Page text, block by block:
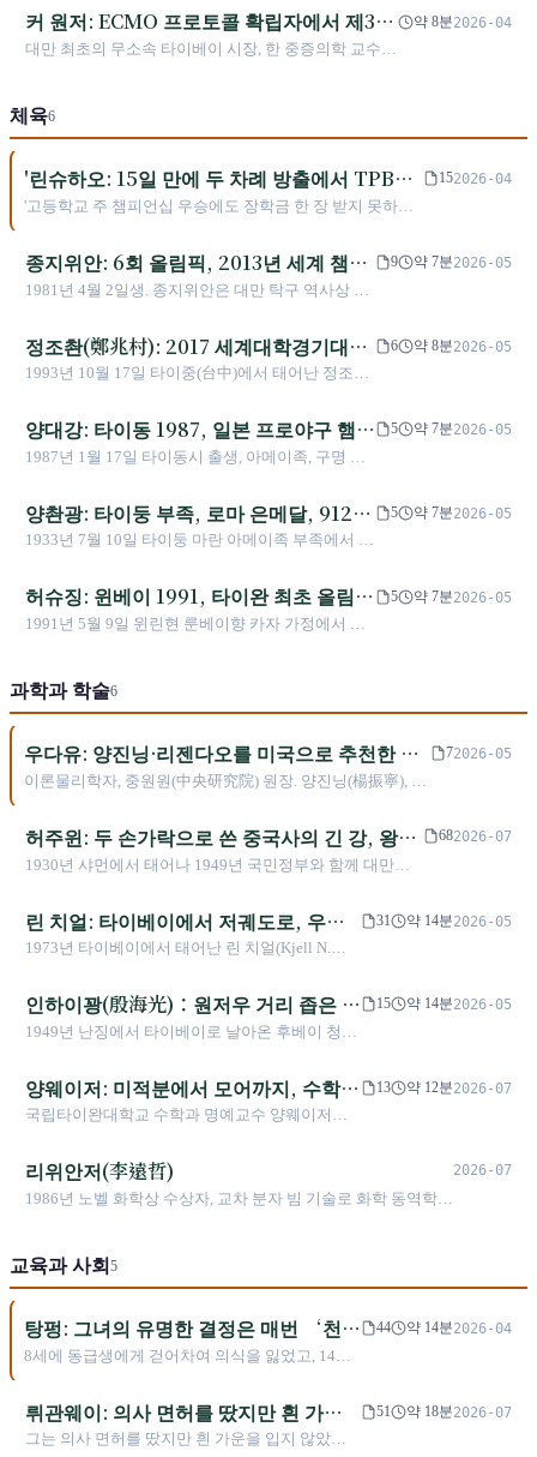
는 대만해협 미사일 위기와 "검은 금(黑金) 대부"라는
오명이었다
커 원저: ECMO 프로토콜 확립자에서 제3세
력의 기수로
대만 최초의 무소속 타이베이 시장, 한 중증의학 교수의
약 8분2026-04
체육6
'린슈하오: 15일 만에 두 차례 방출에서 TPBL
더블 MVP로 은퇴하기까지의 농구 인생'
'고등학교 주 챔피언십 우승에도 장학금 한 장 받지 못하고,
출당한 후—그는 전 세계에 '린사니티'를 알렸다'
152026-04
종지위안: 6회 올림픽, 2013년 세계 챔피
언, 한 걸음 모자란 올림픽 메달
1981년 4월 2일생. 종지위안은 대만 탁구 역사상 가
2024년 파리까지 6회 연속 대만을 대표하여 올림픽
에 출전했으며, 2013년 세계 탁구 선수권 대회에서
천젠안과 함께 남자 복식 세계 챔피언을 차지했다.
장 가까이 다가선 것은 2012년 런던 동메달 결정전
에서의 패배였다. 은퇴 후 중산대학교 체육 부교수
9 약 7분2026-05
정조촨(鄭兆村): 2017 세계대학경기대회
마지막 투척 91.36m, 아시아 창던지기가
1993년 10월 17일 타이중(台中)에서 태어난 정조촨
2017년 타이베이 세계대학경기대회 남자 창던지기
결승전에서 마지막 투척으로 91.36m를 기록하며 역
전 금메달을 획득, 아시아 신기록을 세웠다. 이로써
며, 당시 세계 역사상 12위에 해당하는 기록이었다.
2019년 아시아 육상선수권대회에서 86.72m로 금메
을 안고 출전했으나 결승에 진출하지 못했다. 세계
기록 보유자는 체코의 얀 젤레즈니(Jan Železný)의
6 약 8분2026-05
양대강: 타이동 1987, 일본 프로야구 햄
10년 글러브상에서 자이언트 FA까지 아
1987년 1월 17일 타이동시 출생, 아메이족, 구명 양
졸업 후 일본 후쿠오카 제1고등학교 진학. 2005년
일본 프로야구 드래프트에서 햄/소프트뱅크 더블 1
순위 지명, 햄이 추첨 성공. 2012년 태평양리그 외야
리 자이언트 이적. 일본 프로야구 통산 1322경기
105홈런 482타점 타율 .270. 2021년 말 자이언트를
5 약 7분2026-05
양촨광: 타이둥 부족, 로마 은메달, 9121
점 세계 기록의 아시아 아이언맨
1933년 7월 10일 타이둥 마란 아메이족 부족에서 태
다. 1960년 로마 올림픽 10종 경기에서 8334점으로
은메달을 획득했으며, 1963년 9121점으로 세계 기
록을 경신하고 장대높이뛰기 4.83m 기록으로 국제
로 타계하여 73세를 일기로 삶을 마쳤다. 2025년 4
5 약 7분2026-05
허슈징: 윈베이 1991, 타이완 최초 올림픽
금메달 2관왕 53kg급 역도 선수
1991년 5월 9일 윈린현 룬베이향 카자 가정에서 출
자 자오창링(카자흐스탄)이 도핑 검사 부적합 판정
을 받아 2020년 12월 금메달로 승격. 2016년 리우 올
이완 최초 올림픽 금메달 2관왕. 2018년 6월 3일 은
퇴. 2019년 2017년 도핑 검사 부적합으로 3년 출전
5 약 7분2026-05
과학과 학술6
우다유: 양진닝·리젠다오를 미국으로 추천한 중
원원 원장, 대만 과학연구 기초의 11년
이론물리학자, 중원원(中央研究院) 원장. 양진닝(楊振寧), 리
학의 기초를 닦은 일대 종사
72026-05
허주윈: 두 손가락으로 쓴 중국사의 긴 강, 왕리
훤의 외삼촌의 95년
1930년 샤먼에서 태어나 1949년 국민정부와 함께 대만으
로 평생 휠체어를 사용했으나, 힘을 줄 수 있는 두 손가락으
로 키보드를 치며 저서 40여 권을 완성했다. 2024년 제6회
탕장 한학상 수상자로, 상금 5,000만 위안을 모두 기부하여
젠푸의 삼촌이다. 2025년 8월 별세하기 전 "내가 숨을 거두
는 순간, 나는 여전히 배우고 있었다"는 말을 남겼다.
682026-07
린 치얼: 타이베이에서 저궤도로, 우주
에서 피리 불던 대만계 의사
1973년 타이베이에서 태어난 린 치얼(Kjell N.
다. 공군사관학교 졸업 후 비행 훈련 중 천식 오진
으로 비행사 길을 포기했으나, 11년 후 재검사 결
과 오진이 판명되어 3,565명 중 NASA 제20기 우
간의 궤도 체류 기록을 남겼다. 2026년 4월 '프리
덤 250' 미션으로 대만을 방문한 그는 총통부에서
31 약 14분2026-05
인하이꽝(殷海光)：원저우 거리 좁은 골
목에서 타이완에 자유주의를 심은 철학
1949년 난징에서 타이베이로 날아온 후베이 청년
국》의 주필, 타이완대학 철학과 교수가 되었다.
논리실증주의로 학생들에게 사상의 면역력을 가
르치고 사설로 장제스의 3선을 비판하며 연금을
만, 타이완 자유주의의 가장 완전한 정신적 원형
을 남겼다.
15 약 14분2026-05
양웨이저: 미적분에서 모어까지, 수학계
의 공연예술가
국립타이완대학교 수학과 명예교수 양웨이저는
유명 화가 양치둥의 아들인 그는 부친의 뜻을 거
슬러 의학을 버리고 수학을 택했으며, 1997년에는
타이완어 수업으로 인해 “위헌” 논란을 일으켰다.
문화적 주체성 사이에서 “공연예술”을 실천했다.
13 약 12분2026-07
리위안저(李遠哲)
1986년 노벨 화학상 수상자, 교차 분자 빔 기술로 화학 동역학의
2026-07
교육과 사회 5
탕펑: 그녀의 유명한 결정은 매번 ‘천
재’라는 표지를 거부하는 일이었다
8세에 동급생에게 걷어차여 의식을 잃었고, 14세
랜스젠더로 커밍아웃했지만 대변인이 되기를 거
부했고, 35세에 내각에 들어가며 처음 내건 조건
은 ‘사무실 없음’이었다. 2025년 12월 2일, 그녀는
44 약 14분2026-04
뤼관웨이: 의사 면허를 땄지만 흰 가운
을 입지 않은 그는 사람을 살리는 일보다
그는 의사 면허를 땄지만 흰 가운을 입지 않았고,
51 약 18분2026-07